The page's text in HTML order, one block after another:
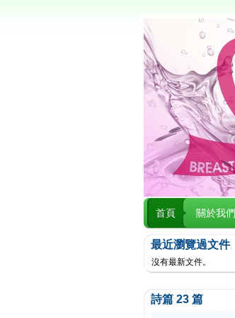
首頁 關於我們
最近瀏覽過文件
沒有最新文件。
詩篇 23 篇